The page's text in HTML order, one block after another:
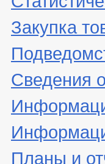
Закупка
Сведения
Планы и